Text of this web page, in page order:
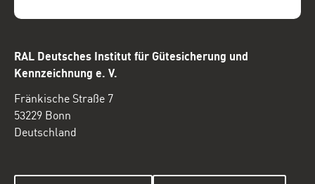
RAL Deutsches Institut für Gütesicherung und
Kennzeichnung e. V.
Fränkische Straße 7
53229 Bonn
Deutschland